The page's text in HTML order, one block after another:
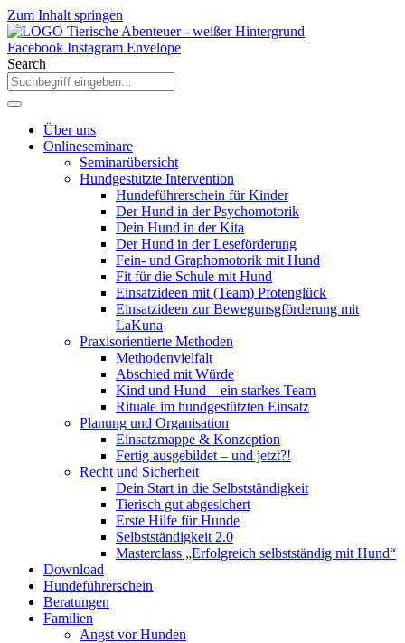
Zum Inhalt springen
Facebook Instagram Envelope
Search
Über uns
Onlineseminare
Seminarübersicht
Hundgestützte Intervention
Hundeführerschein für Kinder
Der Hund in der Psychomotorik
Dein Hund in der Kita
Der Hund in der Leseförderung
Fein- und Graphomotorik mit Hund
Fit für die Schule mit Hund
Einsatzideen mit (Team) Pfotenglück
Einsatzideen zur Bewegunsgförderung mit
LaKuna
Praxisorientierte Methoden
Methodenvielfalt
Abschied mit Würde
Kind und Hund – ein starkes Team
Rituale im hundgestützten Einsatz
Planung und Organisation
Einsatzmappe & Konzeption
Fertig ausgebildet – und jetzt?!
Recht und Sicherheit
Dein Start in die Selbstständigkeit
Tierisch gut abgesichert
Erste Hilfe für Hunde
Selbstständigkeit 2.0
Masterclass „Erfolgreich selbstständig mit Hund“
Download
Hundeführerschein
Beratungen
Familien
Angst vor Hunden